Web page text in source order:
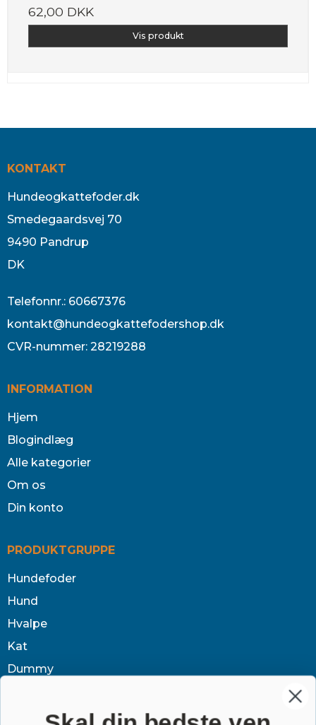
62,00 DKK
Vis produkt
KONTAKT
Hundeogkattefoder.dk
Smedegaardsvej 70
9490 Pandrup
DK
Telefonnr.: 60667376
kontakt@hundeogkattefodershop.dk
CVR-nummer: 28219288
INFORMATION
Hjem
Blogindlæg
Alle kategorier
Om os
Din konto
PRODUKTGRUPPE
Hundefoder
Hund
Hvalpe
Kat
Dummy
Tøj & jagt